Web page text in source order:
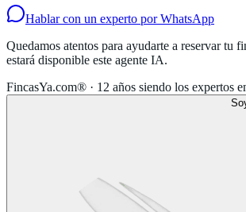
Hablar con un experto por WhatsApp
Quedamos atentos para ayudarte a reservar tu
estará disponible este agente IA.
FincasYa.com® · 12 años siendo los expertos